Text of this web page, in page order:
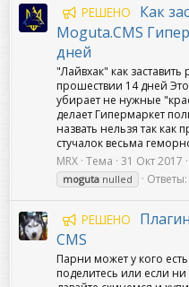
РЕШЕНО
Как
Moguta.CMS
дней
"Лайвхак" как
прошествии 14 дней
убирает не нужные
делает Гипермаркет
назвать нельзя так как
стучалок весьма
MRX Тема 31 Окт 2017
moguta nulled
РЕШЕНО
CMS
Парни может у кого
поделитесь или если